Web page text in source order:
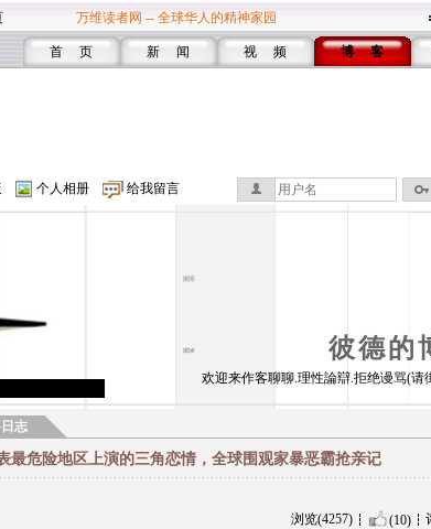
万维读者网 -- 全球华人的精神家园
首 页 新 闻 视 频 博 客
个人相册 给我留言
彼德的
欢迎来作客聊聊.理性論辯.拒绝谩骂(请
志
最危险地区上演的三角恋情，全球围观家暴恶霸抢亲记
浏览(4257) (10)